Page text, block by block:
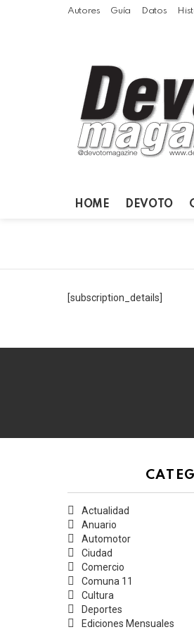
Autores Guía Datos
HOME DEVOTO
[subscription_details]
Actualidad
Anuario
Automotor
Ciudad
Comercio
Comuna 11
Cultura
Deportes
Ediciones Mensuales